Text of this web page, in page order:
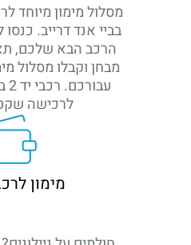
מסלול מימון מיוחד
בביי אנד דרייב.
הרכב הבא שלכם,
מבחן וקבלו מסלול
לרכישה
מימון